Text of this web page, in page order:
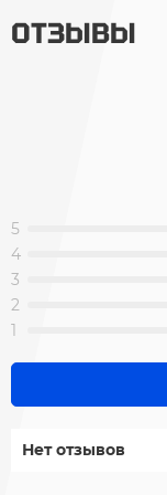
ОТЗЫВЫ
5
4
3
2
1
Нет отзывов